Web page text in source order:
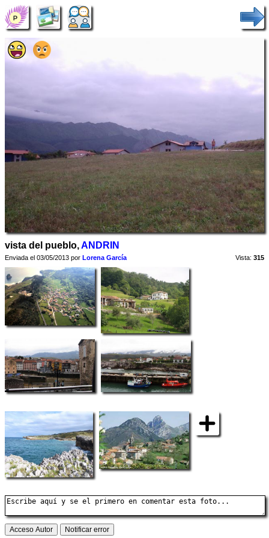
vista del pueblo,ANDRIN
Enviada el 03/05/2013 por Lorena García Vista: 315